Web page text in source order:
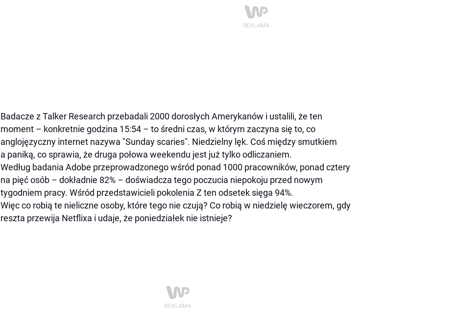
Badacze z Talker Research przebadali 2000 dorosłych Amerykanów i ustalili, że ten
moment – konkretnie godzina 15:54 – to średni czas, w którym zaczyna się to, co
anglojęzyczny internet nazywa "Sunday scaries". Niedzielny lęk. Coś między smutkiem
a paniką, co sprawia, że druga połowa weekendu jest już tylko odliczaniem.
Według badania Adobe przeprowadzonego wśród ponad 1000 pracowników, ponad cztery
na pięć osób – dokładnie 82% – doświadcza tego poczucia niepokoju przed nowym
tygodniem pracy. Wśród przedstawicieli pokolenia Z ten odsetek sięga 94%.
Więc co robią te nieliczne osoby, które tego nie czują? Co robią w niedzielę wieczorem, gdy
reszta przewija Netflixa i udaje, że poniedziałek nie istnieje?